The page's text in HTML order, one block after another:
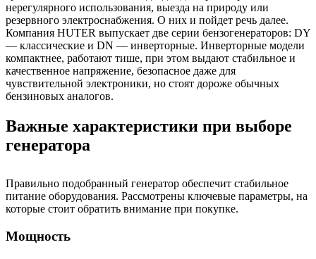
нерегулярного использования, выезда на природу или
резервного электроснабжения. О них и пойдет речь далее.
Компания HUTER выпускает две серии бензогенераторов: DY
— классические и DN — инверторные. Инверторные модели
компактнее, работают тише, при этом выдают стабильное и
качественное напряжение, безопасное даже для
чувствительной электроники, но стоят дороже обычных
бензиновых аналогов.
Важные характеристики при выборе
генератора
Правильно подобранный генератор обеспечит стабильное
питание оборудования. Рассмотрены ключевые параметры, на
которые стоит обратить внимание при покупке.
Мощность